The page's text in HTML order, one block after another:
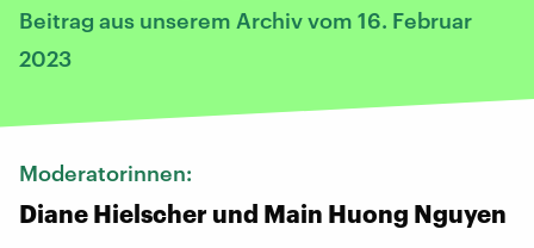
Beitrag aus unserem Archiv vom 16. Februar
2023
Moderatorinnen:
Diane Hielscher und Main Huong Nguyen